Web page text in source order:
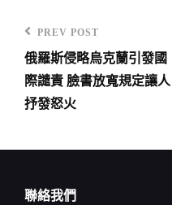
文
章
覽
Previous
Post
PREV POST
俄羅斯侵略烏克蘭引發國
際譴責 臉書放寬規定讓人
抒發怒火
聯絡我們